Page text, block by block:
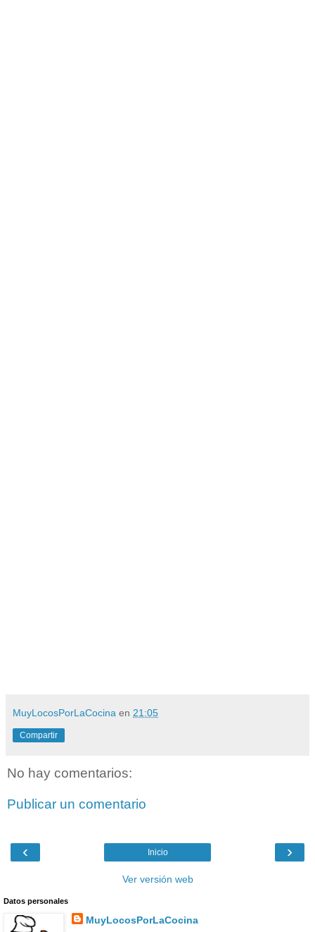
MuyLocosPorLaCocina en 21:05
Compartir
No hay comentarios:
Publicar un comentario
‹ ›
Inicio
Ver versión web
Datos personales
MuyLocosPorLaCocina